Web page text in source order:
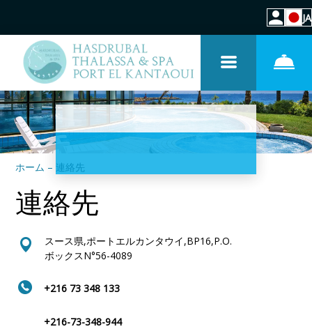
JA
ホーム – 連絡先
連絡先
スース県,ポートエルカンタウイ,BP16,P.O.
ボックスN°56-4089
+216 73 348 133
+216-73-348-944